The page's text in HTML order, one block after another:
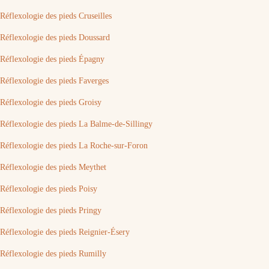
Réflexologie des pieds Cruseilles
Réflexologie des pieds Doussard
Réflexologie des pieds Épagny
Réflexologie des pieds Faverges
Réflexologie des pieds Groisy
Réflexologie des pieds La Balme-de-Sillingy
Réflexologie des pieds La Roche-sur-Foron
Réflexologie des pieds Meythet
Réflexologie des pieds Poisy
Réflexologie des pieds Pringy
Réflexologie des pieds Reignier-Ésery
Réflexologie des pieds Rumilly